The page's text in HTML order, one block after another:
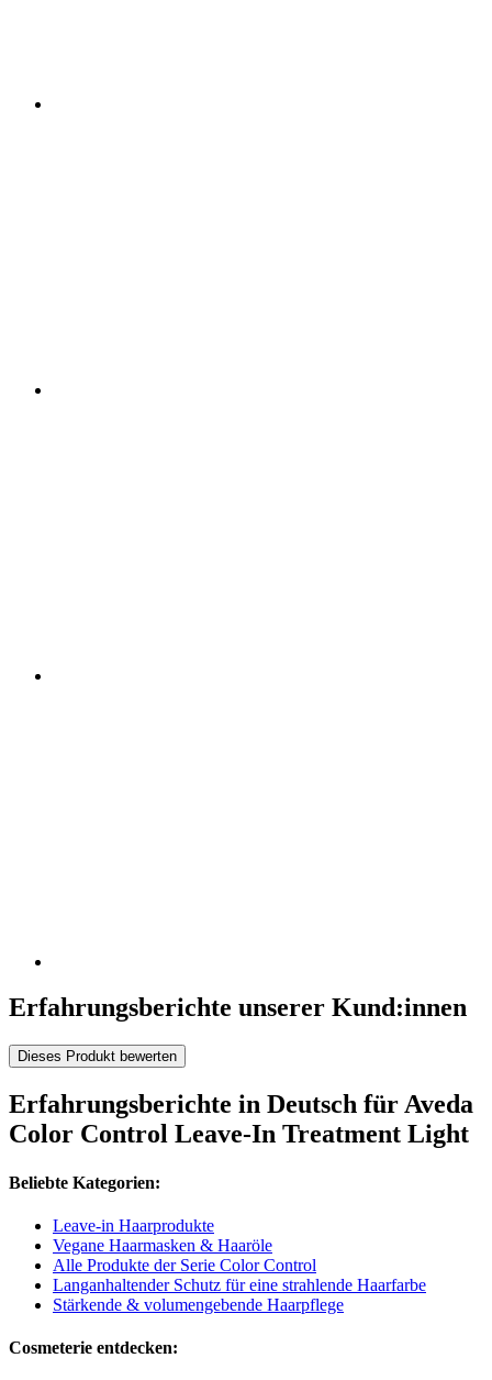
Erfahrungsberichte unserer Kund:innen
Dieses Produkt bewerten
Erfahrungsberichte in Deutsch für Aveda
Color Control Leave-In Treatment Light
Beliebte Kategorien:
Leave-in Haarprodukte
Vegane Haarmasken & Haaröle
Alle Produkte der Serie Color Control
Langanhaltender Schutz für eine strahlende Haarfarbe
Stärkende & volumengebende Haarpflege
Cosmeterie entdecken: